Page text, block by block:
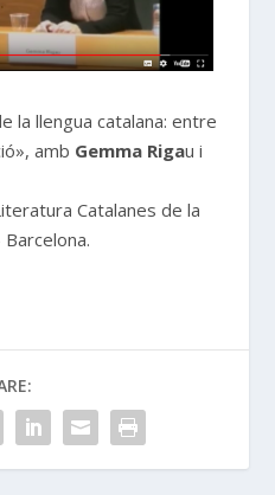
la llengua catalana: entre
amb Gemma Rigau i
Catalanes de la